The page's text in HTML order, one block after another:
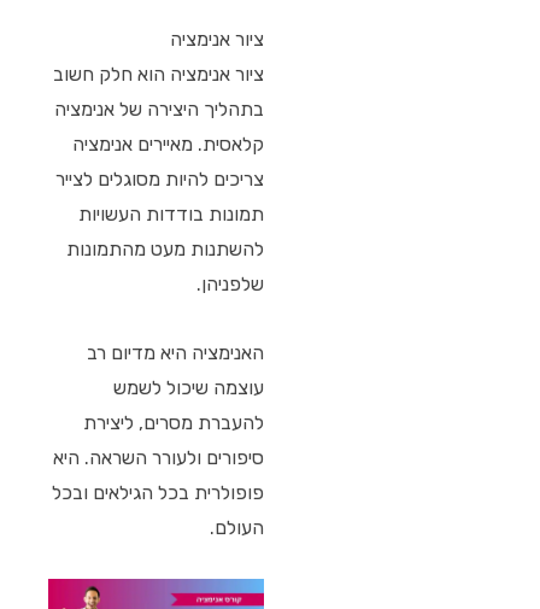
ציור אנימציה
ציור אנימציה הוא חלק חשוב
בתהליך היצירה של אנימציה
קלאסית. מאיירים אנימציה
צריכים להיות מסוגלים לצייר
תמונות בודדות העשויות
להשתנות מעט מהתמונות
שלפניהן.
האנימציה היא מדיום רב
עוצמה שיכול לשמש
להעברת מסרים, ליצירת
סיפורים ולעורר השראה. היא
פופולרית בכל הגילאים ובכל
העולם.